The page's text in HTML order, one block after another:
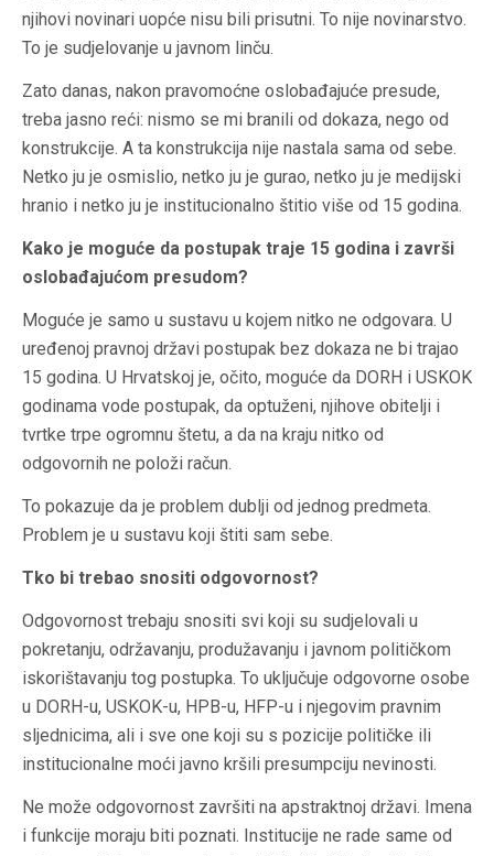
njihovi novinari uopće nisu bili prisutni. To nije novinarstvo.
To je sudjelovanje u javnom linču.
Zato danas, nakon pravomoćne oslobađajuće presude,
treba jasno reći: nismo se mi branili od dokaza, nego od
konstrukcije. A ta konstrukcija nije nastala sama od sebe.
Netko ju je osmislio, netko ju je gurao, netko ju je medijski
hranio i netko ju je institucionalno štitio više od 15 godina.
Kako je moguće da postupak traje 15 godina i završi
oslobađajućom presudom?
Moguće je samo u sustavu u kojem nitko ne odgovara. U
uređenoj pravnoj državi postupak bez dokaza ne bi trajao
15 godina. U Hrvatskoj je, očito, moguće da DORH i USKOK
godinama vode postupak, da optuženi, njihove obitelji i
tvrtke trpe ogromnu štetu, a da na kraju nitko od
odgovornih ne položi račun.
To pokazuje da je problem dublji od jednog predmeta.
Problem je u sustavu koji štiti sam sebe.
Tko bi trebao snositi odgovornost?
Odgovornost trebaju snositi svi koji su sudjelovali u
pokretanju, održavanju, produžavanju i javnom političkom
iskorištavanju tog postupka. To uključuje odgovorne osobe
u DORH-u, USKOK-u, HPB-u, HFP-u i njegovim pravnim
sljednicima, ali i sve one koji su s pozicije političke ili
institucionalne moći javno kršili presumpciju nevinosti.
Ne može odgovornost završiti na apstraktnoj državi. Imena
i funkcije moraju biti poznati. Institucije ne rade same od